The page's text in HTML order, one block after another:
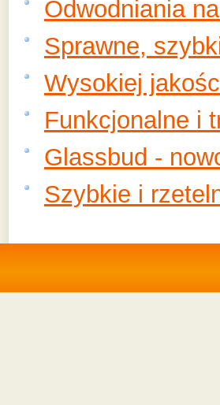
Odwodniania
Sprawne,
Wysokiej
Funkcjonalne i
Glassbud -
Szybkie i